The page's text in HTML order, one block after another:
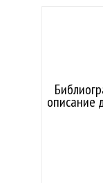
описание